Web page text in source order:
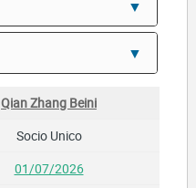
Qian Zhang Beini
Socio Unico
01/07/2026